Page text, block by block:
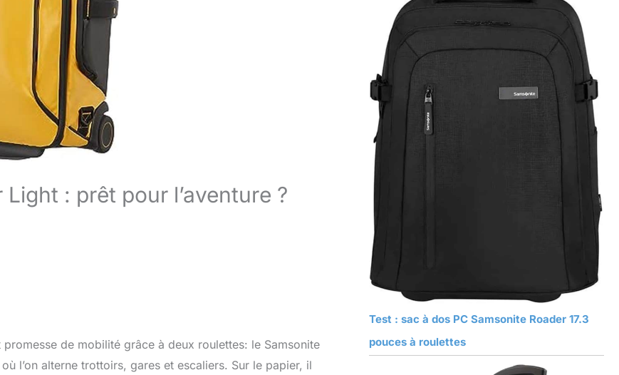
: prêt pour l’aventure ?
de mobilité grâce à deux roulettes: le Samsonite
l’on alterne trottoirs, gares et escaliers. Sur le papier, il
Test : sac à dos PC Samsonite Roader 17.3
pouces à roulettes